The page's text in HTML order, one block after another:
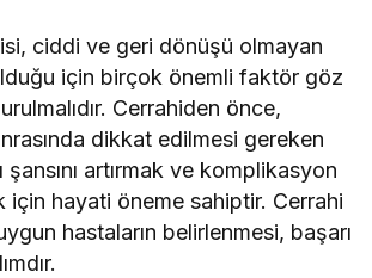
ciddi ve geri dönüşü olmayan
için birçok önemli faktör göz
Cerrahiden önce,
dikkat edilmesi gereken
şansını artırmak ve komplikasyon
için hayati öneme sahiptir. Cerrahi
hastaların belirlenmesi, başarı